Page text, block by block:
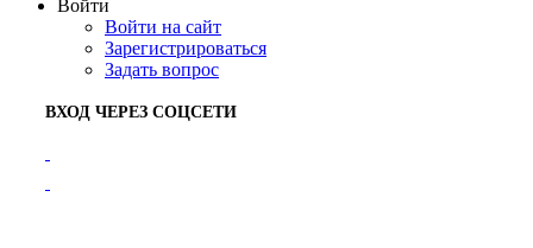
Войти
Войти на сайт
Зарегистрироваться
Задать вопрос
ВХОД ЧЕРЕЗ СОЦСЕТИ